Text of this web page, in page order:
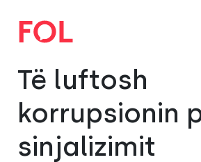
Të luftosh
korrupsionin
sinjalizimit